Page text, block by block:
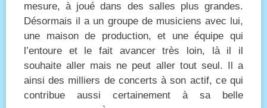
mesure, à joué dans des salles plus grandes.
Désormais il a un groupe de musiciens avec lui,
une maison de production, et une équipe qui
l’entoure et le fait avancer très loin, là il il
souhaite aller mais ne peut aller tout seul. Il a
ainsi des milliers de concerts à son actif, ce qui
contribue aussi certainement à sa belle